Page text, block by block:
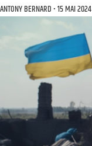
ANTONY BERNARD 15 MAI 2024